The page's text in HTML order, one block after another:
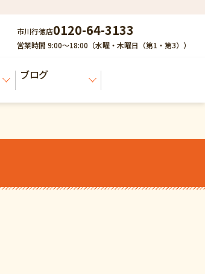
市川行徳店0120-64-3133
営業時間 9:00～18:00（水曜・木曜日（第1・第3））
ブログ